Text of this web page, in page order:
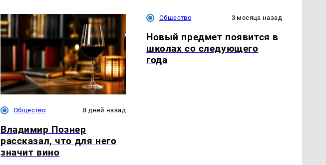
Общество 8 дней назад
Владимир Познер
рассказал, что для него
значит вино
Общество 3 месяца назад
Новый предмет появится в
школах со следующего
года